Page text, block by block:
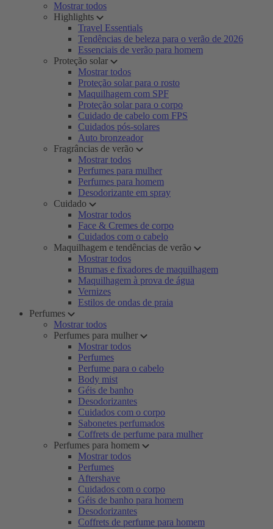
Mostrar todos
Highlights
Travel Essentials
Tendências de beleza para o verão de 2026
Essenciais de verão para homem
Proteção solar
Mostrar todos
Proteção solar para o rosto
Maquilhagem com SPF
Proteção solar para o corpo
Cuidado de cabelo com FPS
Cuidados pós-solares
Auto bronzeador
Fragrâncias de verão
Mostrar todos
Perfumes para mulher
Perfumes para homem
Desodorizante em spray
Cuidado
Mostrar todos
Face & Cremes de corpo
Cuidados com o cabelo
Maquilhagem e tendências de verão
Mostrar todos
Brumas e fixadores de maquilhagem
Maquilhagem à prova de água
Vernizes
Estilos de ondas de praia
Perfumes
Mostrar todos
Perfumes para mulher
Mostrar todos
Perfumes
Perfume para o cabelo
Body mist
Géis de banho
Desodorizantes
Cuidados com o corpo
Sabonetes perfumados
Coffrets de perfume para mulher
Perfumes para homem
Mostrar todos
Perfumes
Aftershave
Cuidados com o corpo
Géis de banho para homem
Desodorizantes
Coffrets de perfume para homem